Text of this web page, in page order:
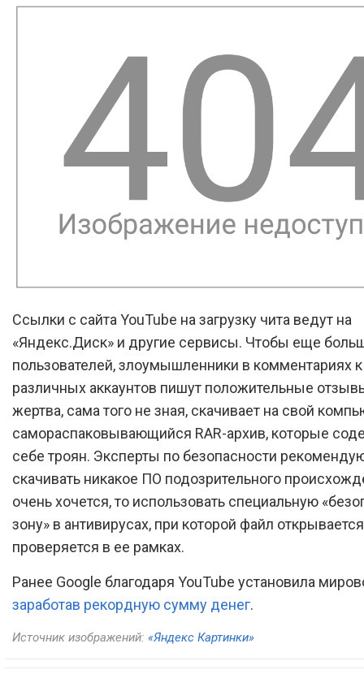
Ссылки с сайта YouTube на загрузку чита ведут на
«Яндекс.Диск» и другие сервисы. Чтобы еще
пользователей, злоумышленники в комментариях
различных аккаунтов пишут положительные
жертва, сама того не зная, скачивает на свой
самораспаковывающийся RAR-архив, которые
себе троян. Эксперты по безопасности
скачивать никакое ПО подозрительного
очень хочется, то использовать специальную
зону» в антивирусах, при которой файл
проверяется в ее рамках.
Ранее Google благодаря YouTube установила
заработав рекордную сумму денег.
Источник изображений: «Яндекс Картинки»